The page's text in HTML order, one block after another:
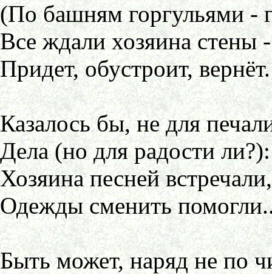
(По башням горгульями -
Все ждали хозяина стены -
Придет, обустроит, вернёт.
Казалось бы, не для
Дела (но для радости ли?):
Хозяина песней встречали,
Одежды сменить
Быть может, наряд не по